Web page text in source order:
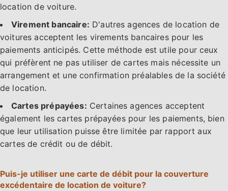
location de voiture.
Virement bancaire: D'autres agences de location de
voitures acceptent les virements bancaires pour les
paiements anticipés. Cette méthode est utile pour ceux
qui préfèrent ne pas utiliser de cartes mais nécessite un
arrangement et une confirmation préalables de la société
de location.
Cartes prépayées: Certaines agences acceptent
également les cartes prépayées pour les paiements, bien
que leur utilisation puisse être limitée par rapport aux
cartes de crédit ou de débit.
Puis-je utiliser une carte de débit pour la couverture
excédentaire de location de voiture?